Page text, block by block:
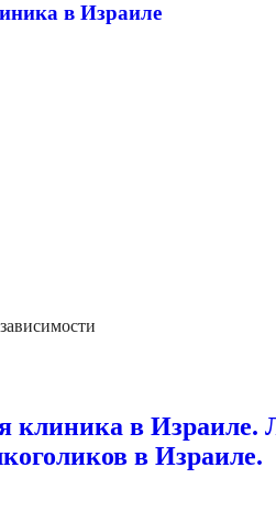
в Израиле
клиника в
в Израиле.